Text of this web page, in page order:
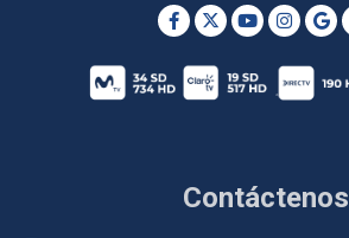
Contáctenos